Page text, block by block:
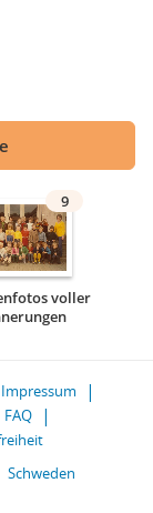
9
voller
Impressum
FAQ
Schweden